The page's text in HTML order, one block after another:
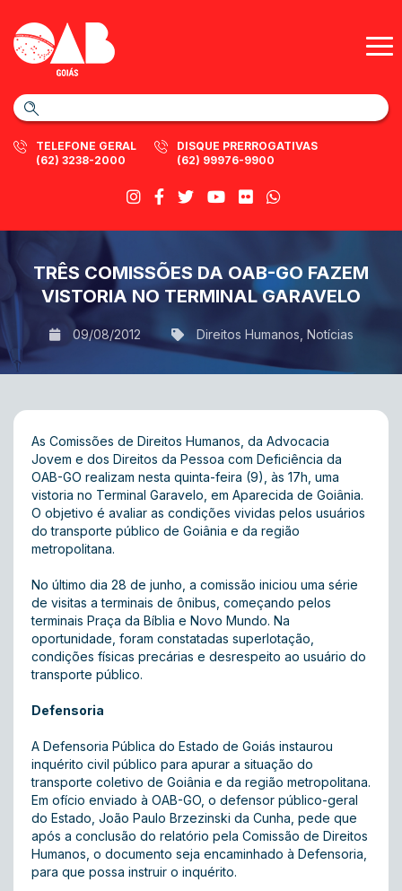
TELEFONE GERAL
(62) 3238-2000
DISQUE PRERROGATIVAS
(62) 99976-9900
TRÊS COMISSÕES DA OAB-GO FAZEM
VISTORIA NO TERMINAL GARAVELO
09/08/2012 Direitos Humanos Notícias
As Comissões de Direitos Humanos, da Advocacia
Jovem e dos Direitos da Pessoa com Deficiência da
OAB-GO realizam nesta quinta-feira (9), às 17h, uma
vistoria no Terminal Garavelo, em Aparecida de Goiânia.
O objetivo é avaliar as condições vividas pelos usuários
do transporte público de Goiânia e da região
metropolitana.
No último dia 28 de junho, a comissão iniciou uma série
de visitas a terminais de ônibus, começando pelos
terminais Praça da Bíblia e Novo Mundo. Na
oportunidade, foram constatadas superlotação,
condições físicas precárias e desrespeito ao usuário do
transporte público.
Defensoria
A Defensoria Pública do Estado de Goiás instaurou
inquérito civil público para apurar a situação do
transporte coletivo de Goiânia e da região metropolitana.
Em ofício enviado à OAB-GO, o defensor público-geral
do Estado, João Paulo Brzezinski da Cunha, pede que
após a conclusão do relatório pela Comissão de Direitos
Humanos, o documento seja encaminhado à Defensoria,
para que possa instruir o inquérito.